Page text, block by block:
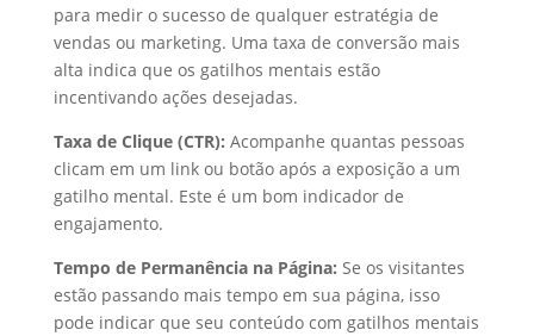
para medir o sucesso de qualquer estratégia de
vendas ou marketing. Uma taxa de conversão mais
alta indica que os gatilhos mentais estão
incentivando ações desejadas.
Taxa de Clique (CTR): Acompanhe quantas pessoas
clicam em um link ou botão após a exposição a um
gatilho mental. Este é um bom indicador de
engajamento.
Tempo de Permanência na Página: Se os visitantes
estão passando mais tempo em sua página, isso
pode indicar que seu conteúdo com gatilhos mentais